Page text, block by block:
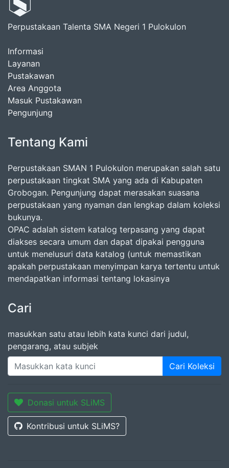
Perpustakaan Talenta SMA Negeri 1 Pulokulon
Informasi
Layanan
Pustakawan
Area Anggota
Masuk Pustakawan
Pengunjung
Tentang Kami
Perpustakaan SMAN 1 Pulokulon merupakan salah satu
perpustakaan tingkat SMA yang ada di Kabupaten
Grobogan. Pengunjung dapat merasakan suasana
perpustakaan yang nyaman dan lengkap dalam koleksi
bukunya.
OPAC adalah sistem katalog terpasang yang dapat
diakses secara umum dan dapat dipakai pengguna
untuk menelusuri data katalog (untuk memastikan
apakah perpustakaan menyimpan karya tertentu untuk
mendapatkan informasi tentang lokasinya
Cari
masukkan satu atau lebih kata kunci dari judul,
pengarang, atau subjek
Cari Koleksi
Donasi untuk SLiMS
Kontribusi untuk SLiMS?